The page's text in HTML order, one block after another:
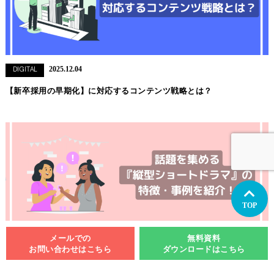
メールでの
お問い合わせはこちら
無料資料
ダウンロードはこちら
DIGITAL 2025.12.04
【新卒採用の早期化】に対応するコンテンツ戦略とは？
2025.08.22
TOP